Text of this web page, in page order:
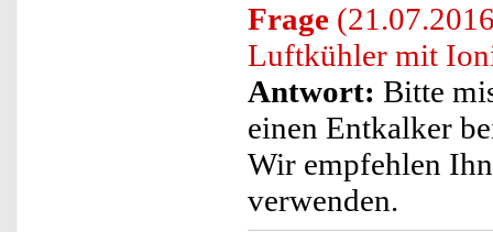
Frage
Luftkühler mit
Antwort: Bitte
einen Entkalker
Wir empfehlen
verwenden.